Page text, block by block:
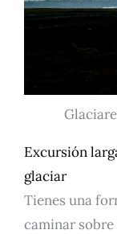
Excursión
glaciar
Tienes una
caminar